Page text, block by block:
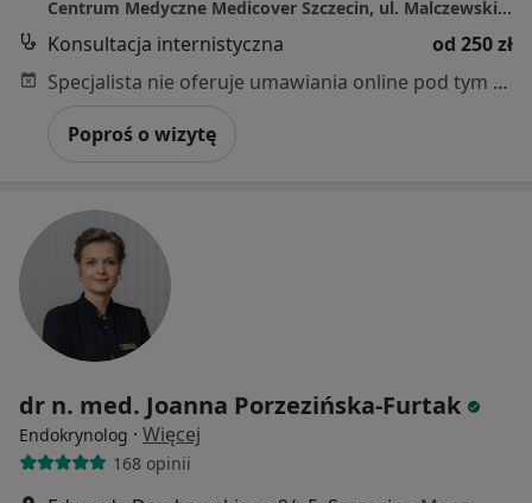
Centrum Medyczne Medicover Szczecin, ul. Malczewskiego 26
Konsultacja internistyczna
od 250 zł
Specjalista nie oferuje umawiania online pod tym adresem.
Poproś o wizytę
dr n. med. Joanna Porzezińska-Furtak
Endokrynolog · Więcej
168 opinii